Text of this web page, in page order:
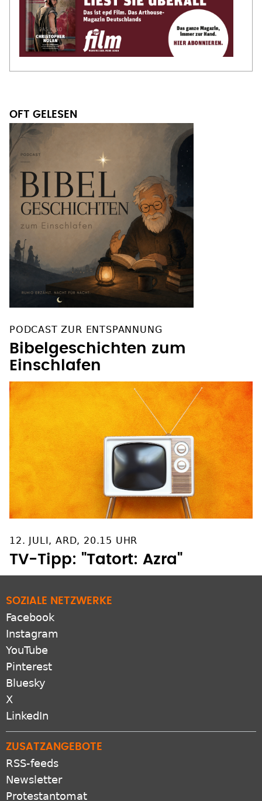
OFT GELESEN
PODCAST ZUR ENTSPANNUNG
Bibelgeschichten zum
Einschlafen
12. JULI, ARD, 20.15 UHR
TV-Tipp: "Tatort: Azra"
SOZIALE NETZWERKE
Facebook
Instagram
YouTube
Pinterest
Bluesky
X
LinkedIn
ZUSATZANGEBOTE
RSS-feeds
Newsletter
Protestantomat